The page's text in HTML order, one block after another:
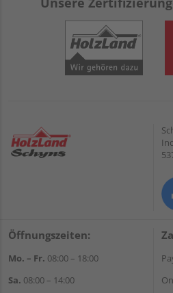
Öffnungszeiten:
Mo. – Fr. 08:00 – 18:00
Sa. 08:00 – 14:00